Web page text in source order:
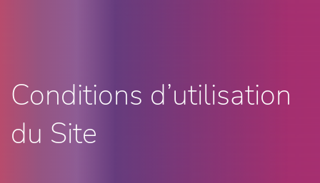
Conditions d’utilisation
du Site